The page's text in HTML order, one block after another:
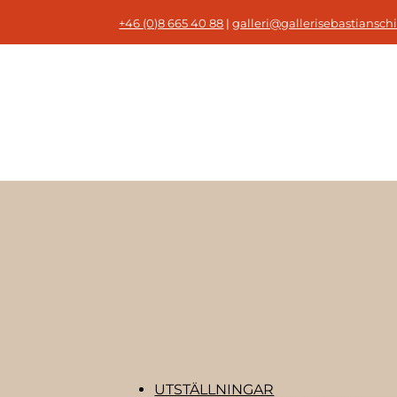
+46 (0)8 665 40 88 |
UTSTÄLLNINGAR